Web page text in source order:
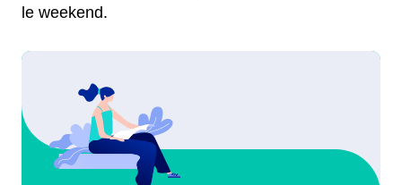
le weekend.